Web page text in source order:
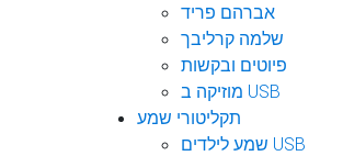
אברהם פריד
שלמה קרליבך
פיוטים ובקשות
מוזיקה ב USB
תקליטורי שמע
שמע לילדים USB